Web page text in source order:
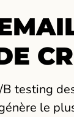
testing
le